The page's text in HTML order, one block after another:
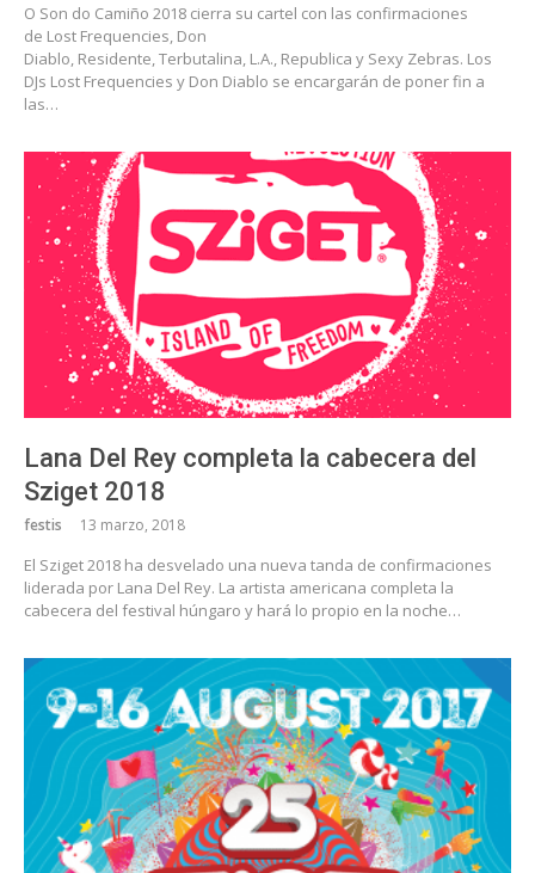
O Son do Camiño 2018 cierra su cartel con las confirmaciones
de Lost Frequencies, Don
Diablo, Residente, Terbutalina, L.A., Republica y Sexy Zebras. Los
DJs Lost Frequencies y Don Diablo se encargarán de poner fin a
las…
Lana Del Rey completa la cabecera del
Sziget 2018
festis 13 marzo, 2018
El Sziget 2018 ha desvelado una nueva tanda de confirmaciones
liderada por Lana Del Rey. La artista americana completa la
cabecera del festival húngaro y hará lo propio en la noche…